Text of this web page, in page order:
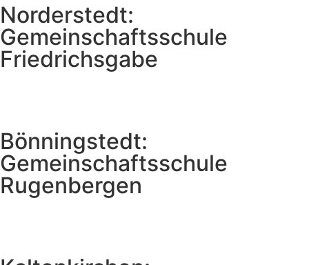
Norderstedt:
Gemeinschaftsschule
Friedrichsgabe
Bönningstedt:
Gemeinschaftsschule
Rugenbergen